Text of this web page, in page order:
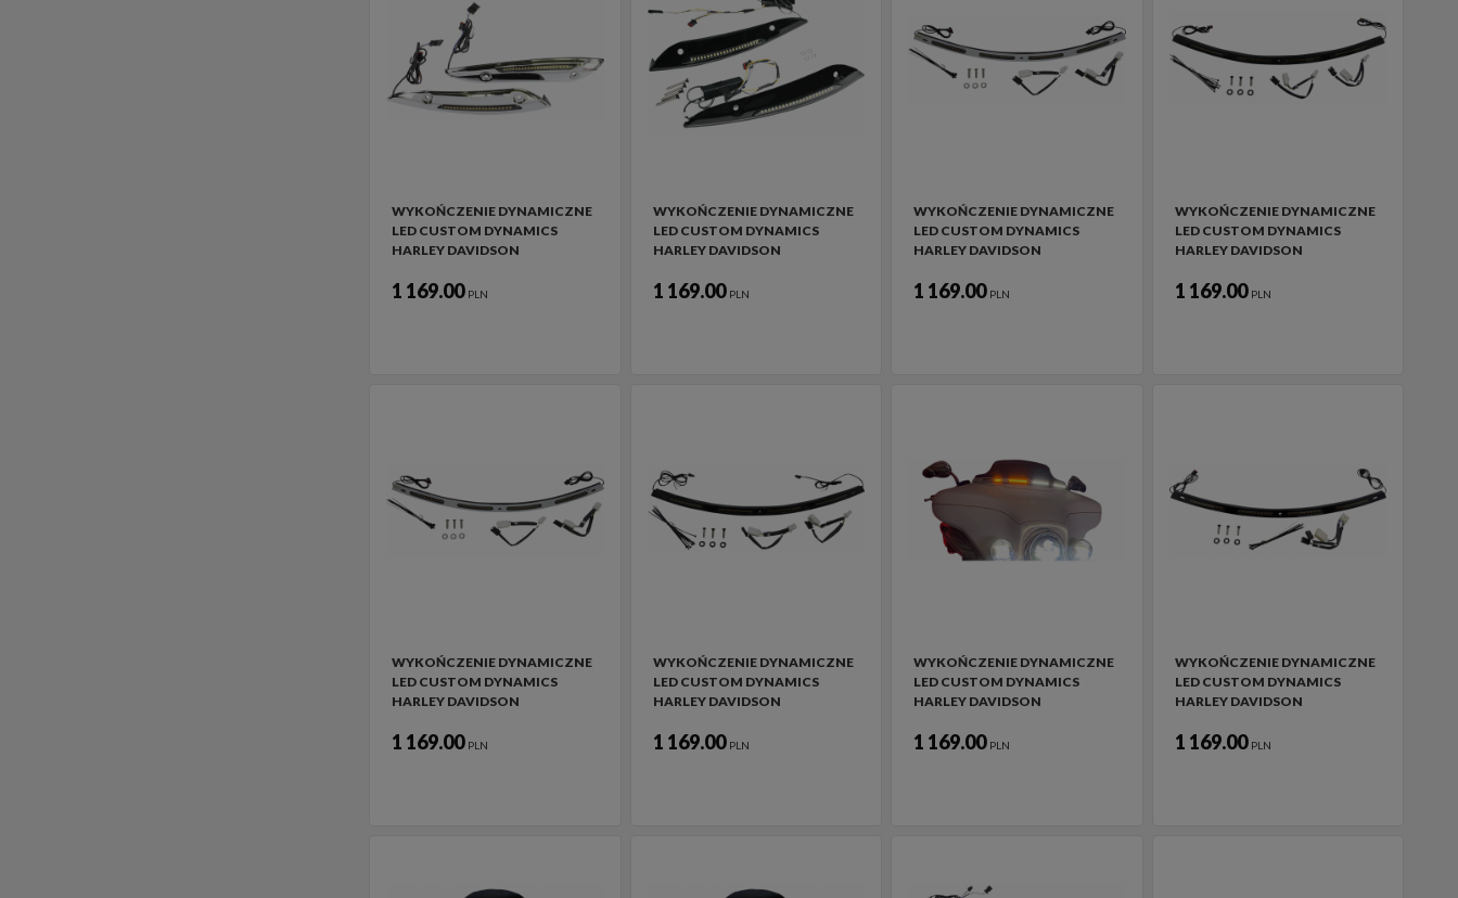
WYKOŃCZENIE DYNAMICZNE
LED CUSTOM DYNAMICS
HARLEY DAVIDSON
1 169.00 PLN
WYKOŃCZENIE DYNAMICZNE
LED CUSTOM DYNAMICS
HARLEY DAVIDSON
1 169.00 PLN
WYKOŃCZENIE DYNAMICZNE
LED CUSTOM DYNAMICS
HARLEY DAVIDSON
1 169.00 PLN
WYKOŃCZENIE DYNAMICZNE
LED CUSTOM DYNAMICS
HARLEY DAVIDSON
1 169.00 PLN
WYKOŃCZENIE DYNAMICZNE
LED CUSTOM DYNAMICS
HARLEY DAVIDSON
1 169.00 PLN
WYKOŃCZENIE DYNAMICZNE
LED CUSTOM DYNAMICS
HARLEY DAVIDSON
1 169.00 PLN
WYKOŃCZENIE DYNAMICZNE
LED CUSTOM DYNAMICS
HARLEY DAVIDSON
1 169.00 PLN
WYKOŃCZENIE DYNAMICZNE
LED CUSTOM DYNAMICS
HARLEY DAVIDSON
1 169.00 PLN